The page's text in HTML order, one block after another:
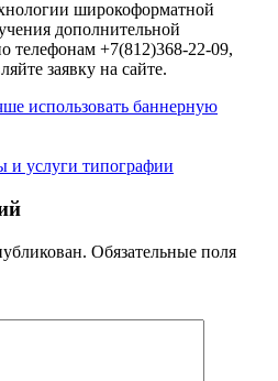
широкоформатной
дополнительной
телефонам +7(812)368-22-09,
заявку на сайте.
использовать баннерную
и услуги типографии
Обязательные поля